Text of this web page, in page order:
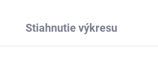
Stiahnutie výkresu